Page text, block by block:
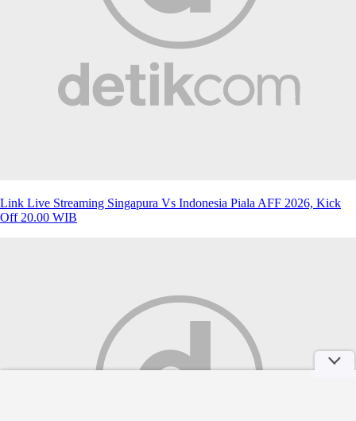
Link Live Streaming Singapura Vs Indonesia Piala AFF 2026, Kick
Off 20.00 WIB